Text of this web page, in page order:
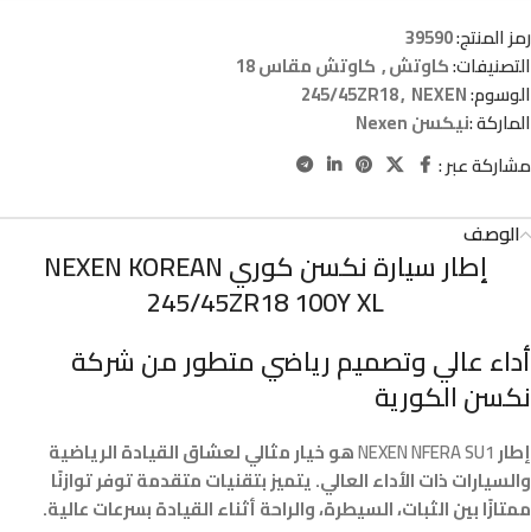
رمز المنتج:39590
التصنيفات:كاوتش, كاوتش مقاس 18
الوسوم:
245/45ZR18, NEXEN
الماركة :نيكسن Nexen
مشاركة عبر :
الوصف
إطار سيارة نكسن كوري NEXEN KOREAN
245/45ZR18 100Y XL
أداء عالي وتصميم رياضي متطور من شركة
نكسن الكورية
إطارNEXEN NFERA SU1هو خيار مثالي لعشاق القيادة الرياضية
والسيارات ذات الأداء العالي. يتميز بتقنيات متقدمة توفر توازنًا
ممتازًا بين الثبات، السيطرة، والراحة أثناء القيادة بسرعات عالية.